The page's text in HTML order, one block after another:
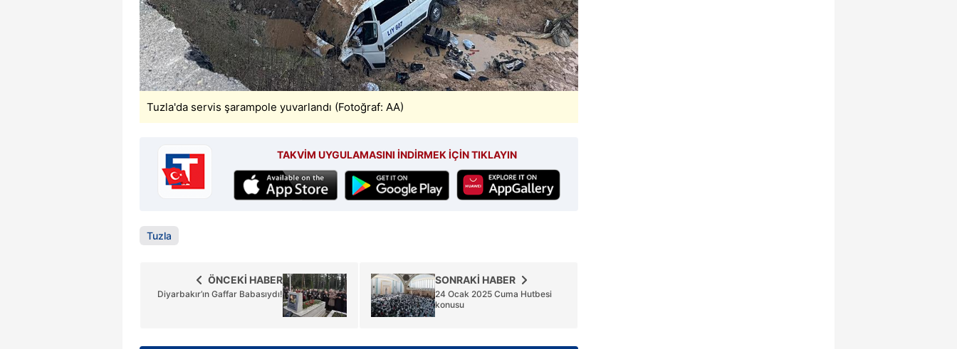
Tuzla'da servis şarampole yuvarlandı (Fotoğraf: AA)
TAKVİM UYGULAMASINI İNDİRMEK İÇİN TIKLAYIN
Tuzla
SONRAKİ HABER
24 Ocak 2025 Cuma Hutbesi
konusu
ÖNCEKİ HABER
Diyarbakır’ın Gaffar Babasıydı!